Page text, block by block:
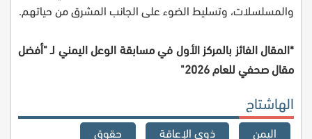
والمسلسلات، وتسليط الضوء على الجانب المشرق من حياتهم.
*المقال الفائز بالمركز الأول في مسابقة الوعل اليمني لـ "أفضل
مقال صحفي للعام 2026"
الهاشتاج
اليمن ذوي الإعاقة حقوق